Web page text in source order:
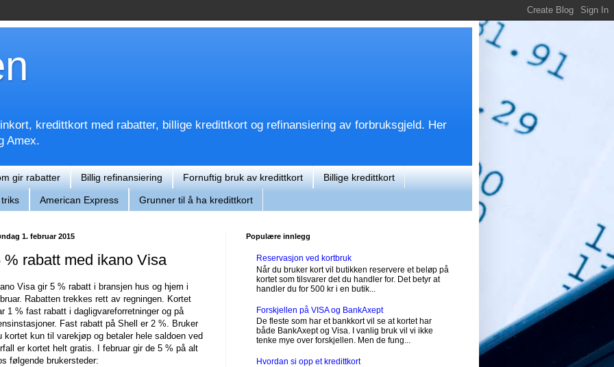
kredittkort med rabatter, billige kredittkort og refinansiering av forbruksgjeld. Her
Amex.
gir rabatter Billig refinansiering Fornuftig bruk av kredittkort Billige kredittkort
American Express Grunner til å ha kredittkort
1. februar 2015
% rabatt med ikano Visa
Visa gir 5 % rabatt i bransjen hus og hjem i
Rabatten trekkes rett av regningen. Kortet
1 % fast rabatt i dagligvareforretninger og på
Fast rabatt på Shell er 2 %. Bruker
kortet kun til varekjøp og betaler hele saldoen ved
er kortet helt gratis. I februar gir de 5 % på alt
følgende brukersteder:
Populære innlegg
Reservasjon ved kortbruk
Når du bruker kort vil butikken reservere et beløp på
kortet som tilsvarer det du handler for. Det betyr at
handler du for 500 kr i en butik...
Forskjellen på VISA og BankAxept
De fleste som har et bankkort vil se at kortet har
både BankAxept og Visa. I vanlig bruk vil vi ikke
tenke mye over forskjellen. Men de fung...
Hvordan si opp et kredittkort